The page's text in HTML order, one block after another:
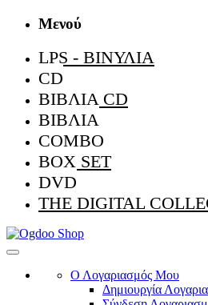
Μενού
LPS - ΒΙΝΎΛΙΑ
CD
ΒΙΒΛΊΑ CD
ΒΙΒΛΊΑ
COMBO
BOX SET
DVD
THE DIGITAL
Ο Λογαριασμός Μου
Δημιουργία